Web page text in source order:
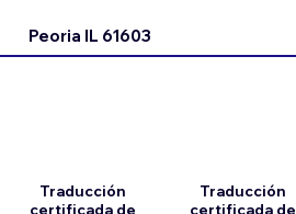
Peoria IL 61603
Traducción
certificada de
Traducción
certificada de